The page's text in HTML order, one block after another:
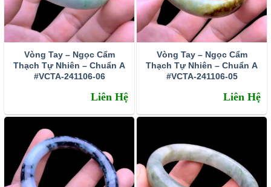
Dụng.
Người xưa cho rằng, đeo ngọc trên người tốt cho vận khí,
tốt cho sức khỏe, tốt cho tiền tài. Vàng thời có giá, mà ngọc
lại vô giá. Người ta đã chọn trang sức đá cẩm thạch để làm
phụ kiện và với mục đích chính là đem lại may mắn cho
Thông tin chung về đá Cẩm thạch
Cẩm Thạch
nepherite chỉ là một trong các thành phần tạo đá, tuy nhiên
hàm lượng của chúng chiếm đa số nên tên của chúng
được dùng để gọi tên đá, nhưCẩm Thạch Jadeite
Vòng Tay – Ngọc Cẩm
Thạch Tự Nhiên – Chuẩn A
#VCTA-241106-06
Liên Hệ
Vòng Tay – Ngọc Cẩm
Thạch Tự Nhiên – Chuẩn A
#VCTA-241106-05
Liên Hệ